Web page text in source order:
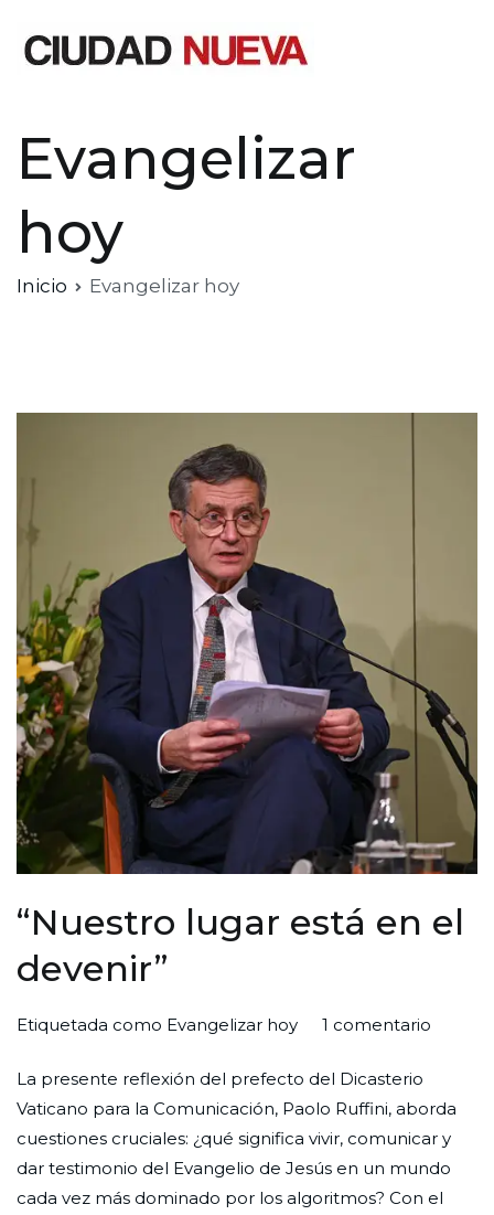
Evangelizar
hoy
Inicio Evangelizar hoy
“Nuestro lugar está en el
devenir”
Por
Ciudad
Nueva
Publicada
29
de
junio
de
2026
Publicada
Reflexión
Etiquetada como Evangelizar hoy 1 comentarioen
está
en
el
La presente reflexión del prefecto del Dicasterio
Vaticano para la Comunicación, Paolo Ruffini, aborda
cuestiones cruciales: ¿qué significa vivir, comunicar y
dar testimonio del Evangelio de Jesús en un mundo
cada vez más dominado por los algoritmos? Con el